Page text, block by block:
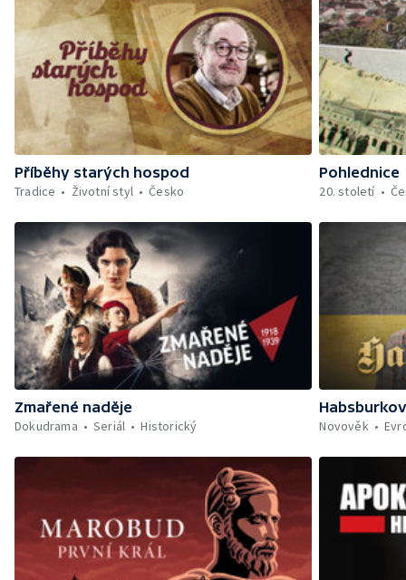
Příběhy starých hospod
Tradice
Životní styl Česko
Pohlednice
20. století
Zmařené naděje
Dokudrama
Seriál Historický
Novověk